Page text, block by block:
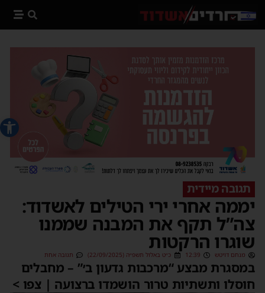
פתח
תגובה מיידית
יממה אחרי ירי הטילים לאשדוד:
צה”ל תקף את המבנה שממנו
שוגרו הרקטות
מנחם דויטש 12:39 כ״ט באלול תשפ״ה (22/09/2025) תגובה אחת
במסגרת מבצע “מרכבות גדעון ב׳” – מחבלים
חוסלו ותשתיות טרור הושמדו ברצועה | צפו >